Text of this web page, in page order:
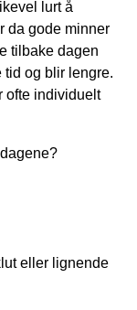
lurt å
da gode minner
tilbake dagen
tid og blir lengre.
ofte individuelt
eller lignende